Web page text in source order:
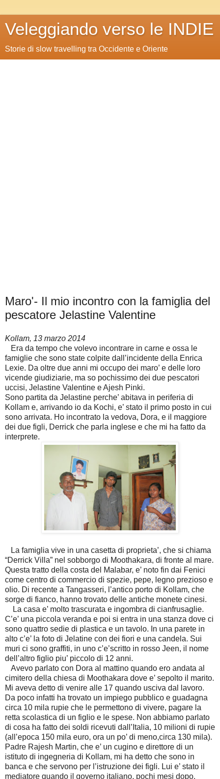
Veleggiando verso le INDIE
Storie di slow travelling tra Occidente e Oriente
Maro'- Il mio incontro con la famiglia del
pescatore Jelastine Valentine
Kollam, 13 marzo 2014
Era da tempo che volevo incontrare in carne e ossa le
famiglie che sono state colpite dall’incidente della Enrica
Lexie. Da oltre due anni mi occupo dei maro’ e delle loro
vicende giudiziarie, ma so pochissimo dei due pescatori
uccisi, Jelastine Valentine e Ajesh Pinki.
Sono partita da Jelastine perche’ abitava in periferia di
Kollam e, arrivando io da Kochi, e’ stato il primo posto in cui
sono arrivata. Ho incontrato la vedova, Dora, e il maggiore
dei due figli, Derrick che parla inglese e che mi ha fatto da
interprete.
La famiglia vive in una casetta di proprieta’, che si chiama
“Derrick Villa” nel sobborgo di Moothakara, di fronte al mare.
Questa tratto della costa del Malabar, e’ noto fin dai Fenici
come centro di commercio di spezie, pepe, legno prezioso e
olio. Di recente a Tangasseri, l’antico porto di Kollam, che
sorge di fianco, hanno trovato delle antiche monete cinesi.
La casa e’ molto trascurata e ingombra di cianfrusaglie.
C’e’ una piccola veranda e poi si entra in una stanza dove ci
sono quattro sedie di plastica e un tavolo. In una parete in
alto c’e’ la foto di Jelatine con dei fiori e una candela. Sui
muri ci sono graffiti, in uno c’e’scritto in rosso Jeen, il nome
dell’altro figlio piu’ piccolo di 12 anni.
Avevo parlato con Dora al mattino quando ero andata al
cimitero della chiesa di Moothakara dove e’ sepolto il marito.
Mi aveva detto di venire alle 17 quando usciva dal lavoro.
Da poco infatti ha trovato un impiego pubblico e guadagna
circa 10 mila rupie che le permettono di vivere, pagare la
retta scolastica di un figlio e le spese. Non abbiamo parlato
di cosa ha fatto dei soldi ricevuti dall’Italia, 10 milioni di rupie
(all’epoca 150 mila euro, ora un po’ di meno,circa 130 mila).
Padre Rajesh Martin, che e’ un cugino e direttore di un
istituto di ingegneria di Kollam, mi ha detto che sono in
banca e che servono per l’istruzione dei figli. Lui e’ stato il
mediatore quando il governo italiano, pochi mesi dopo,